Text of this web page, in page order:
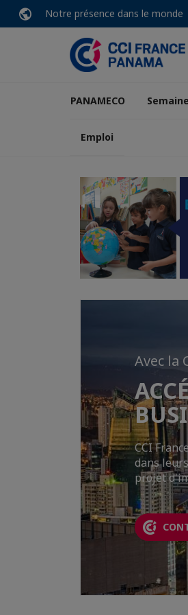
Notre présence dans le monde
PANAMECO
Emploi
Avec la
CCI
dans
projet